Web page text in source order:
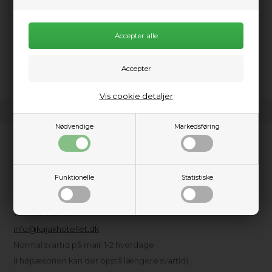
Nødvendige Markedsføring
Funktionelle Statistiske
Vis cookie detaljer
Kundeservice
Kajakhotellet ApS
Amager Strandpark, Havkajakvej 2
2300 København S
Tlf.: + 45 3615 1610
info@kajakhotellet.dk
Normal svartid på mail: 1-2 hverdage
(I højsæsonen kan der opstå længere svartid)